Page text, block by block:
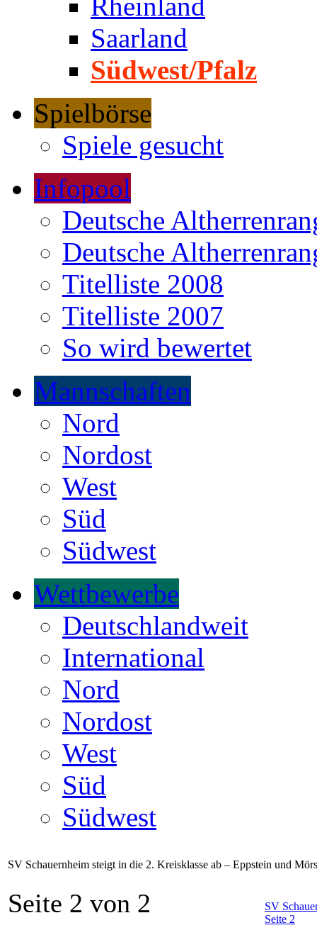
Rheinland
Saarland
Südwest/Pfalz
Spielbörse
Spiele gesucht
Infopool
Deutsche
Deutsche
Titelliste 2008
Titelliste 2007
So wird bewertet
Mannschaften
Nord
Nordost
West
Süd
Südwest
Wettbewerbe
Deutschlandweit
International
Nord
Nordost
West
Süd
Südwest
SV Schauernheim steigt in die 2. Kreisklasse ab – Eppstein und
SV
Seite 2
Seite 2 von 2